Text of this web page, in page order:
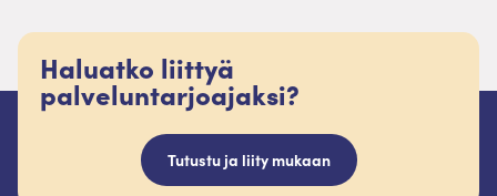
Haluatko liittyä
palveluntarjoajaksi?
Tutustu ja liity mukaan